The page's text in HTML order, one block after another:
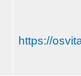
https://